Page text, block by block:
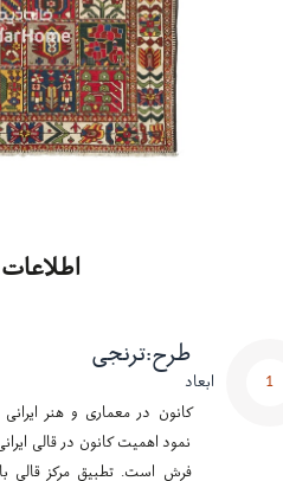
1 ابعاد
طرح:ترنجی
کانون در معماری و هنر
نمود اهمیت کانون در قالی
فرش است. تطبیق مرکز قالی